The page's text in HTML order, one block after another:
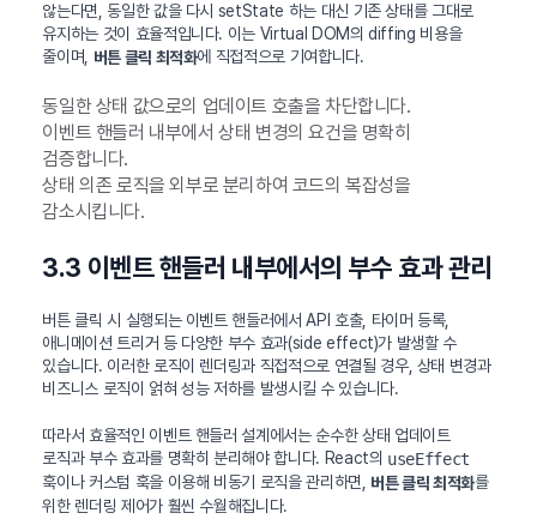
않는다면, 동일한 값을 다시 setState 하는 대신 기존 상태를 그대로
유지하는 것이 효율적입니다. 이는 Virtual DOM의 diffing 비용을
줄이며, 버튼 클릭 최적화에 직접적으로 기여합니다.
동일한 상태 값으로의 업데이트 호출을 차단합니다.
이벤트 핸들러 내부에서 상태 변경의 요건을 명확히
검증합니다.
상태 의존 로직을 외부로 분리하여 코드의 복잡성을
감소시킵니다.
3.3 이벤트 핸들러 내부에서의 부수 효과 관리
버튼 클릭 시 실행되는 이벤트 핸들러에서 API 호출, 타이머 등록,
애니메이션 트리거 등 다양한 부수 효과(side effect)가 발생할 수
있습니다. 이러한 로직이 렌더링과 직접적으로 연결될 경우, 상태 변경과
비즈니스 로직이 얽혀 성능 저하를 발생시킬 수 있습니다.
따라서 효율적인 이벤트 핸들러 설계에서는 순수한 상태 업데이트
로직과 부수 효과를 명확히 분리해야 합니다. React의 useEffect
훅이나 커스텀 훅을 이용해 비동기 로직을 관리하면, 버튼 클릭 최적화를
위한 렌더링 제어가 훨씬 수월해집니다.